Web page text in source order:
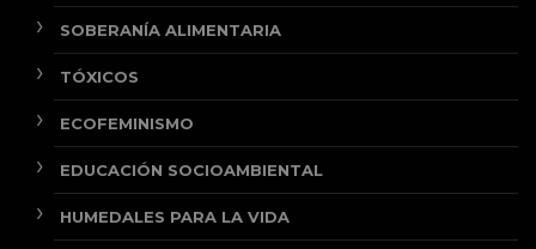
SOBERANÍA ALIMENTARIA
TÓXICOS
ECOFEMINISMO
EDUCACIÓN SOCIOAMBIENTAL
HUMEDALES PARA LA VIDA